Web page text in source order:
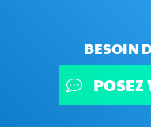
BESOIN
POSEZ